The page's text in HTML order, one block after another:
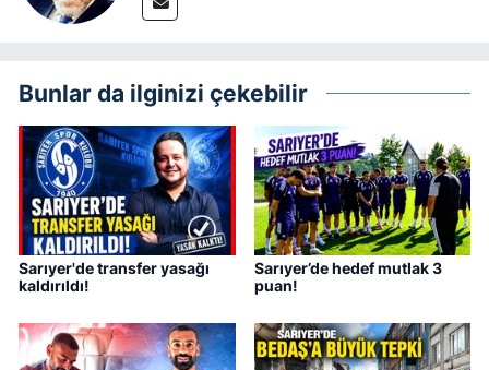
Bunlar da ilginizi çekebilir
Sarıyer'de transfer yasağı
kaldırıldı!
Sarıyer’de hedef mutlak 3
puan!